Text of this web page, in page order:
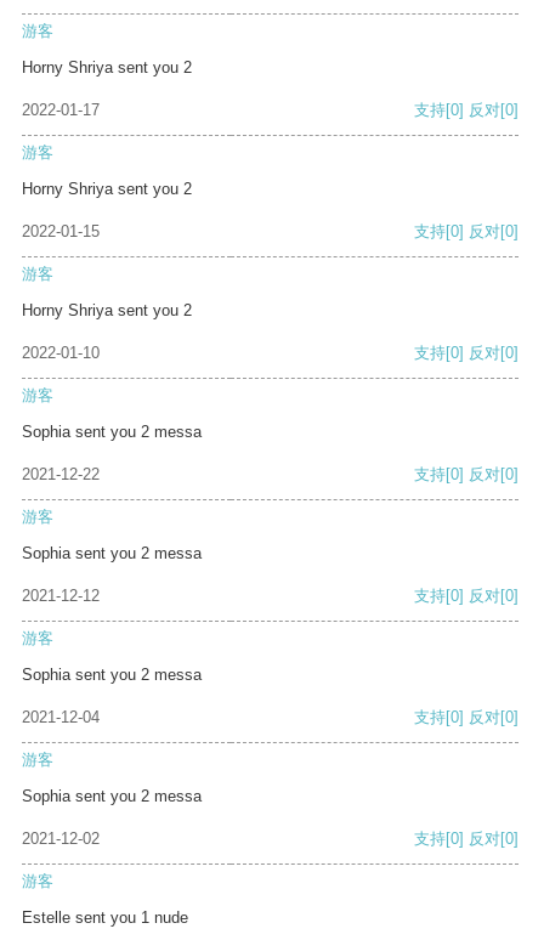
游客
Horny Shriya sent you 2
2022-01-17 支持[0] 反对[0]
游客
Horny Shriya sent you 2
2022-01-15 支持[0] 反对[0]
游客
Horny Shriya sent you 2
2022-01-10 支持[0] 反对[0]
游客
Sophia sent you 2 messa
2021-12-22 支持[0] 反对[0]
游客
Sophia sent you 2 messa
2021-12-12 支持[0] 反对[0]
游客
Sophia sent you 2 messa
2021-12-04 支持[0] 反对[0]
游客
Sophia sent you 2 messa
2021-12-02 支持[0] 反对[0]
游客
Estelle sent you 1 nude